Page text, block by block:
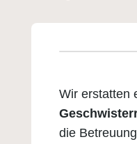
Wir erstatten
die